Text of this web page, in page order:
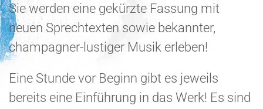
Sie werden eine gekürzte Fassung mit
neuen Sprechtexten sowie bekannter,
champagner-lustiger Musik erleben!
Eine Stunde vor Beginn gibt es jeweils
bereits eine Einführung in das Werk! Es sind